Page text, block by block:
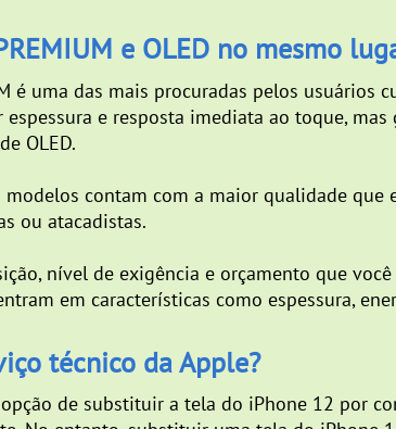
e OLED no mesmo
é uma das mais procuradas pelos
e resposta imediata ao toque,
OLED.
modelos contam com a maior qualidade
ou atacadistas.
nível de exigência e orçamento que
em características como espessura,
técnico da Apple?
de substituir a tela do iPhone 12 por